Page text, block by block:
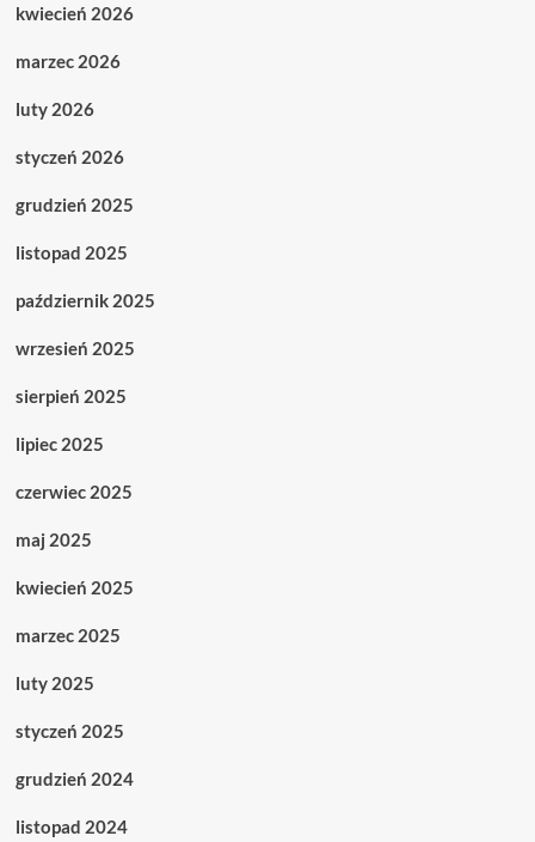
kwiecień 2026
marzec 2026
luty 2026
styczeń 2026
grudzień 2025
listopad 2025
październik 2025
wrzesień 2025
sierpień 2025
lipiec 2025
czerwiec 2025
maj 2025
kwiecień 2025
marzec 2025
luty 2025
styczeń 2025
grudzień 2024
listopad 2024